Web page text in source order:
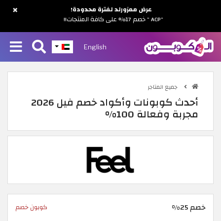
English
جميع المتاجر
أحدث كوبونات وأكواد خصم فيل 2026
مجربة وفعالة 100%
خصم 25% كوبون خصم
×
عرض ممزورلد لفترة محدودة!
"ACP " خصم 17% على كافة المنتجات!!